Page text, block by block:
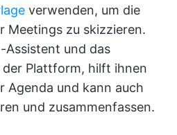
verwenden, um die
Meetings zu skizzieren.
Assistent und das
Plattform, hilft ihnen
Agenda und kann auch
und zusammenfassen.